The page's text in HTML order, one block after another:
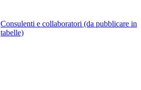
Consulenti e collaboratori (da pubblicare in
tabelle)